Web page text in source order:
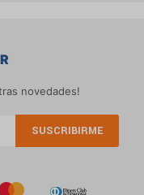
novedades!
SUSCRIBIRME